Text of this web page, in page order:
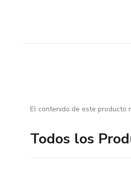
El contenido de este producto
Todos los